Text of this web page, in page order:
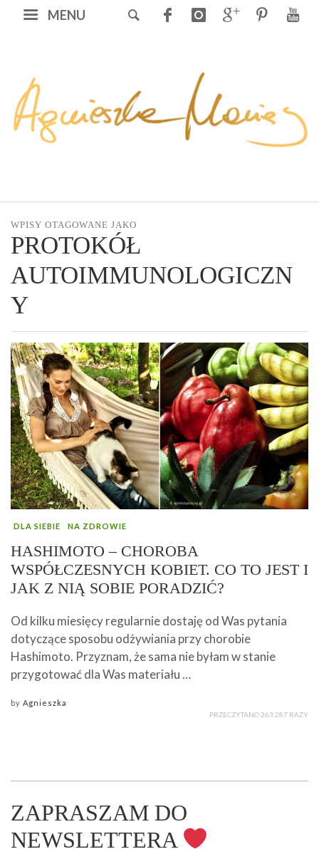
MENU
WPISY OTAGOWANE JAKO
PROTOKÓŁ
AUTOIMMUNOLOGICZN
Y
DLA SIEBIE NA ZDROWIE
HASHIMOTO – CHOROBA
WSPÓŁCZESNYCH KOBIET. CO TO JEST I
JAK Z NIĄ SOBIE PORADZIĆ?
Od kilku miesięcy regularnie dostaję od Was pytania
dotyczące sposobu odżywiania przy chorobie
Hashimoto. Przyznam, że sama nie byłam w stanie
przygotować dla Was materiału …
by Agnieszka
PRZECZYTANO 263 287 RAZY
ZAPRASZAM DO
NEWSLETTERA